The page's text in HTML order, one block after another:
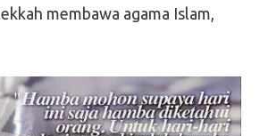
membawa agama Islam,